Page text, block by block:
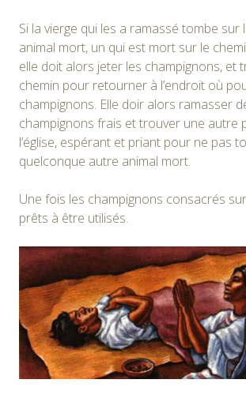
Si la vierge qui les a ramassé tombe sur
animal mort, un qui est mort sur le
elle doit alors jeter les champignons, et
chemin pour retourner à l’endroit où
champignons. Elle doir alors ramasser
champignons frais et trouver une autre
l’église, espérant et priant pour ne pas
quelconque autre animal mort.
Une fois les champignons consacrés
prêts à être utilisés.